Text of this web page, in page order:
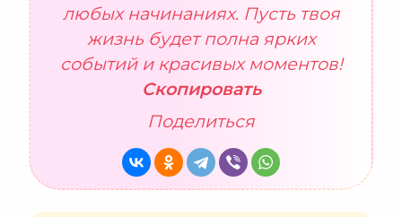
любых начинаниях. Пусть твоя
жизнь будет полна ярких
событий и красивых моментов!
Скопировать
Поделиться